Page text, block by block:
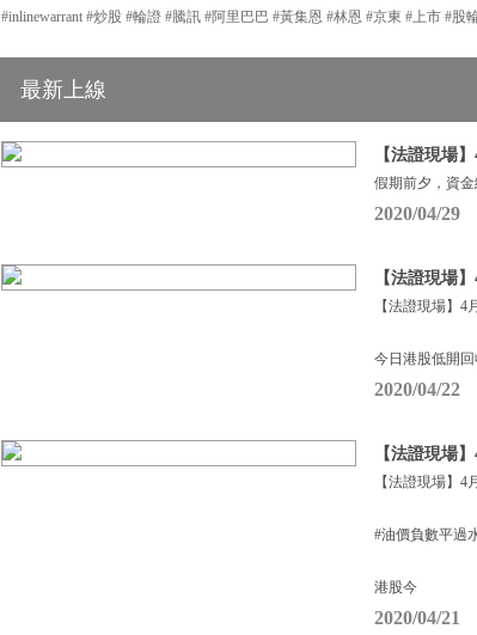
#inlinewarrant #炒股 #輪證 #騰訊 #阿里巴巴 #黃集恩 #林恩 #京東 #上市 #股
最新上線
【法證現場
假期前夕，資
2020/04/29
【法證現場
【法證現場】4
今日港股低開回
2020/04/22
【法證現場
【法證現場】4
#油價負數平過
港股今
2020/04/21